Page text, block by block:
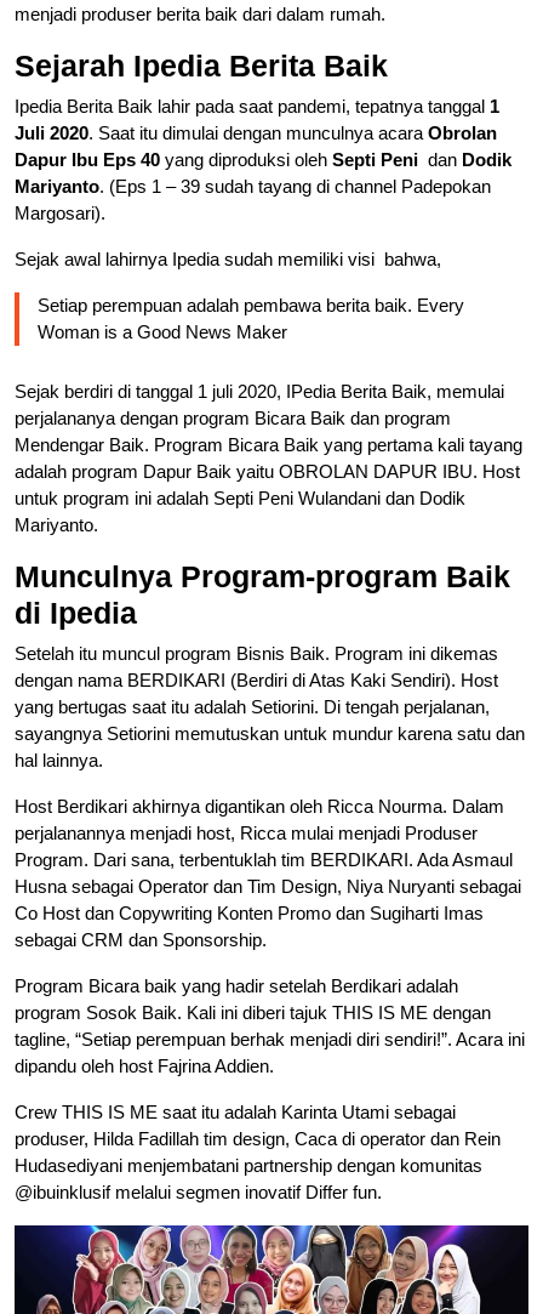
menjadi produser berita baik dari dalam rumah.
Sejarah Ipedia Berita Baik
Ipedia Berita Baik lahir pada saat pandemi, tepatnya tanggal 1
Juli 2020. Saat itu dimulai dengan munculnya acara Obrolan
Dapur Ibu Eps 40 yang diproduksi oleh Septi Peni dan Dodik
Mariyanto. (Eps 1 – 39 sudah tayang di channel Padepokan
Margosari).
Sejak awal lahirnya Ipedia sudah memiliki visi bahwa,
Setiap perempuan adalah pembawa berita baik. Every
Woman is a Good News Maker
Sejak berdiri di tanggal 1 juli 2020, IPedia Berita Baik, memulai
perjalananya dengan program Bicara Baik dan program
Mendengar Baik. Program Bicara Baik yang pertama kali tayang
adalah program Dapur Baik yaitu OBROLAN DAPUR IBU. Host
untuk program ini adalah Septi Peni Wulandani dan Dodik
Mariyanto.
Munculnya Program-program Baik
di Ipedia
Setelah itu muncul program Bisnis Baik. Program ini dikemas
dengan nama BERDIKARI (Berdiri di Atas Kaki Sendiri). Host
yang bertugas saat itu adalah Setiorini. Di tengah perjalanan,
sayangnya Setiorini memutuskan untuk mundur karena satu dan
hal lainnya.
Host Berdikari akhirnya digantikan oleh Ricca Nourma. Dalam
perjalanannya menjadi host, Ricca mulai menjadi Produser
Program. Dari sana, terbentuklah tim BERDIKARI. Ada Asmaul
Husna sebagai Operator dan Tim Design, Niya Nuryanti sebagai
Co Host dan Copywriting Konten Promo dan Sugiharti Imas
sebagai CRM dan Sponsorship.
Program Bicara baik yang hadir setelah Berdikari adalah
program Sosok Baik. Kali ini diberi tajuk THIS IS ME dengan
tagline, “Setiap perempuan berhak menjadi diri sendiri!”. Acara ini
dipandu oleh host Fajrina Addien.
Crew THIS IS ME saat itu adalah Karinta Utami sebagai
produser, Hilda Fadillah tim design, Caca di operator dan Rein
Hudasediyani menjembatani partnership dengan komunitas
@ibuinklusif melalui segmen inovatif Differ fun.